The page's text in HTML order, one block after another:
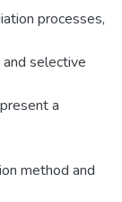
processes,
selective
a
method and